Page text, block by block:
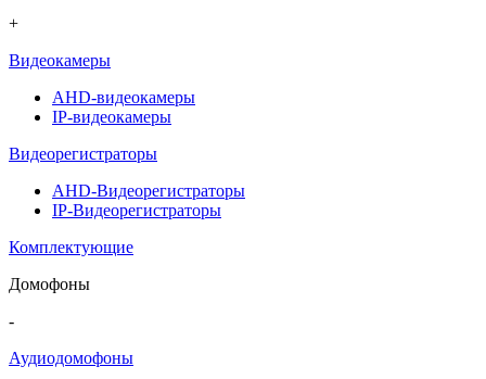
+
Видеокамеры
AHD-видеокамеры
IP-видеокамеры
Видеорегистраторы
AHD-Видеорегистраторы
IP-Видеорегистраторы
Комплектующие
Домофоны
-
Аудиодомофоны